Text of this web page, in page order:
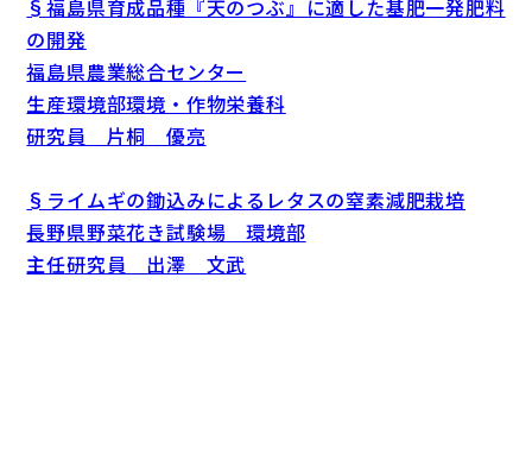
§福島県育成品種『天のつぶ』に適した基肥一発肥料
の開発
福島県農業総合センター
生産環境部環境・作物栄養科
研究員 片桐 優亮
§ライムギの鋤込みによるレタスの窒素減肥栽培
長野県野菜花き試験場 環境部
主任研究員 出澤 文武